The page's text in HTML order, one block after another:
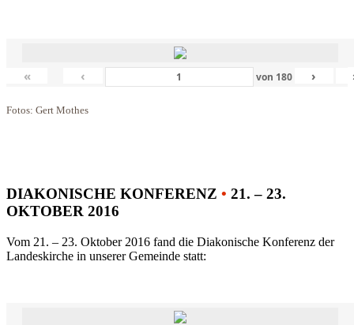
« ‹ von 180 ›
Fotos: Gert Mothes
DIAKONISCHE KONFERENZ • 21. – 23.
OKTOBER 2016
Vom 21. – 23. Oktober 2016 fand die Diakonische Konferenz der
Landeskirche in unserer Gemeinde statt: